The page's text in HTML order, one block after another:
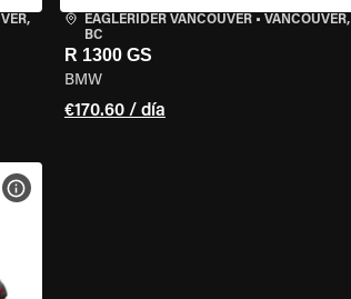
EAGLERIDER VANCOUVER• VANCOUVER,
BC
R 1300 GS
BMW
€170.60 / día
VER ESPECIFICACIONES DE LA MOTO